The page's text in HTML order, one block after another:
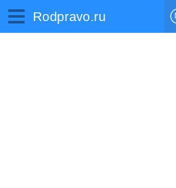
Rodpravo.ru